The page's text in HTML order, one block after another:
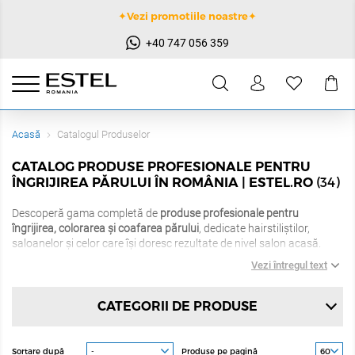
✦Vezi promotiile noastre✦
+40 747 056 359
Acasă Catalogul Produselor
CATALOG PRODUSE PROFESIONALE PENTRU
ÎNGRIJIREA PĂRULUI ÎN ROMÂNIA | ESTEL.RO (34)
Descoperă gama completă de produse profesionale pentru
îngrijirea, colorarea și coafarea părului, dedicate hairstiliștilor,
saloanelor și celor care își doresc rezultate de nivel salon acasă.
Pe Estel.ro găsești soluții profesionale pentru fiecare etapă a
Vezi întregul text
CATEGORII DE PRODUSE
Sortare după Produse pe pagină